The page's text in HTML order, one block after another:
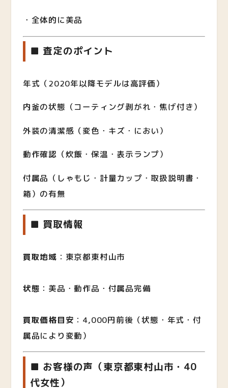
・全体的に美品
■ 査定のポイント
年式（2020年以降モデルは高評価）
内釜の状態（コーティング剥がれ・焦げ付き）
外装の清潔感（変色・キズ・におい）
動作確認（炊飯・保温・表示ランプ）
付属品（しゃもじ・計量カップ・取扱説明書・
箱）の有無
■ 買取情報
買取地域 ：東京都東村山市
状態 ：美品・動作品・付属品完備
買取価格目安 ：4,000円前後（状態・年式・付
属品により変動）
■ お客様の声（東京都東村山市・40
代女性）